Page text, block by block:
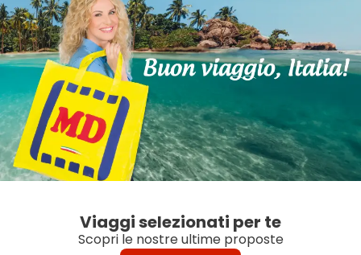
Viaggi selezionati per te
Scopri le nostre ultime proposte